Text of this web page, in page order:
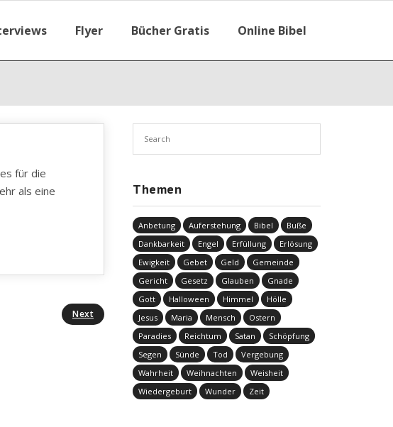
Flyer Bücher Gratis Online Bibel
für die
als eine
Next
Themen
Anbetung Auferstehung Bibel
Buße
Dankbarkeit
Engel Erfüllung
Erlösung
Ewigkeit
Gebet Geld
Gemeinde
Gericht
Gesetz Glauben
Gnade
Gott
Halloween Himmel
Hölle
Jesus
Maria Mensch
Ostern
Paradies
Reichtum Satan
Schöpfung
Segen
Sünde Tod
Vergebung
Wahrheit
Weihnachten
Weisheit
Wiedergeburt
Wunder Zeit